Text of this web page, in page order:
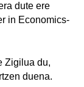
dute ere
in Economics-
Zigilua du,
duena.